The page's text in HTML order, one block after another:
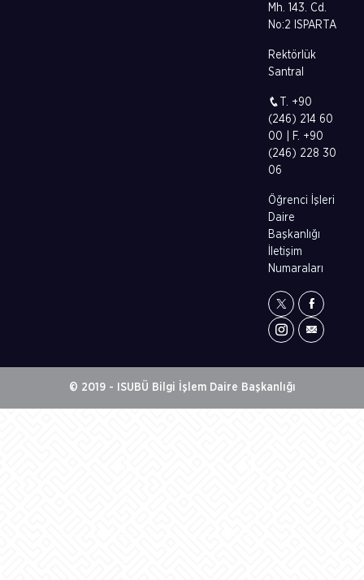
Mh. 143. Cd.
No:2 ISPARTA
Rektörlük
Santral
T. +90
(246) 214 60
00 | F. +90
(246) 228 30
06
Öğrenci İşleri
Daire
Başkanlığı
İletişim
Numaraları
© 2019 - ISUBÜ Bilgi İşlem Daire Başkanlığı